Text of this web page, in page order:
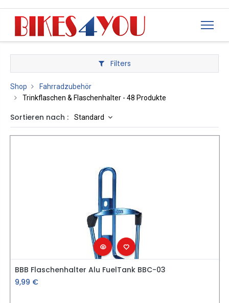
Filters
Shop
Fahrradzubehör
Trinkflaschen & Flaschenhalter - 48 Produkte
Sortieren nach : Standard
BBB Flaschenhalter Alu FuelTank BBC-03
9,99 €